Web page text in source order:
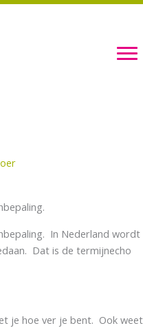
In Nederland wordt
Dat is de termijnecho
je hoe ver je bent. Ook weet